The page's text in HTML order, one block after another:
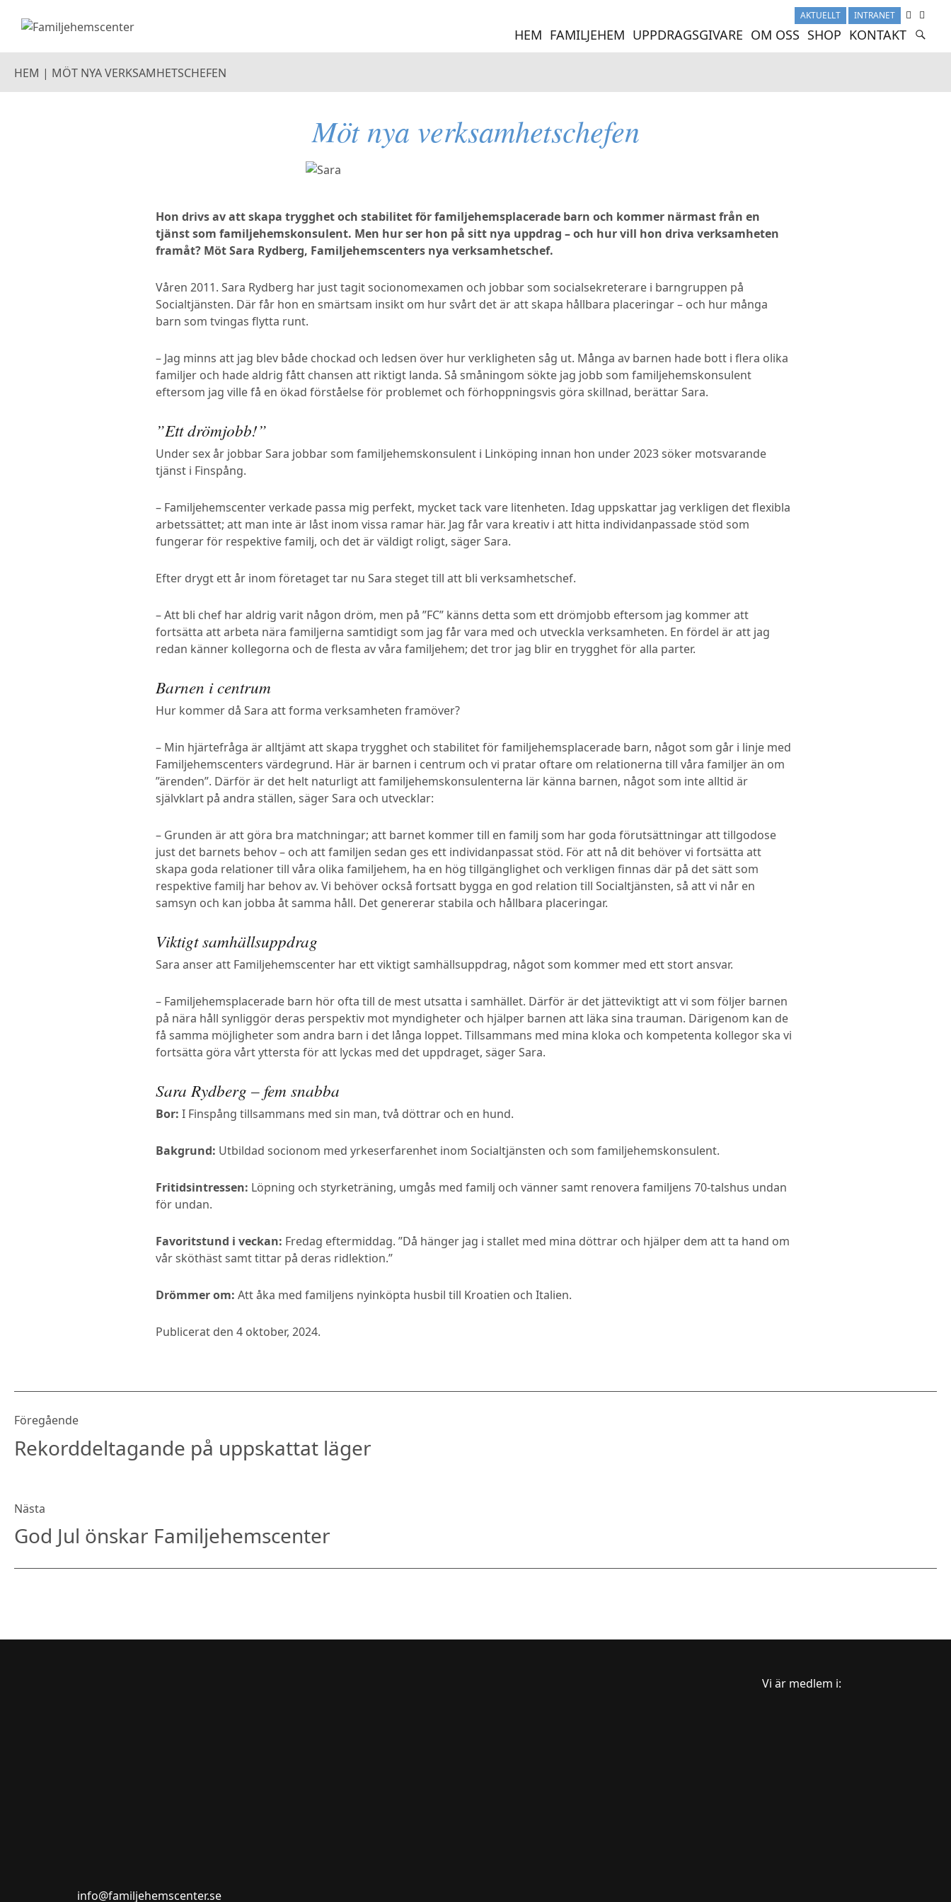
AKTUELLT INTRANET
HEM FAMILJEHEM UPPDRAGSGIVARE OM OSS SHOP KONTAKT
HEM | MÖT NYA VERKSAMHETSCHEFEN
Möt nya verksamhetschefen
Hon drivs av att skapa trygghet och stabilitet för familjehemsplacerade barn och kommer närmast från en
tjänst som familjehemskonsulent. Men hur ser hon på sitt nya uppdrag – och hur vill hon driva verksamheten
framåt? Möt Sara Rydberg, Familjehemscenters nya verksamhetschef.
Våren 2011. Sara Rydberg har just tagit socionomexamen och jobbar som socialsekreterare i barngruppen på
Socialtjänsten. Där får hon en smärtsam insikt om hur svårt det är att skapa hållbara placeringar – och hur många
barn som tvingas flytta runt.
– Jag minns att jag blev både chockad och ledsen över hur verkligheten såg ut. Många av barnen hade bott i flera olika
familjer och hade aldrig fått chansen att riktigt landa. Så småningom sökte jag jobb som familjehemskonsulent
eftersom jag ville få en ökad förståelse för problemet och förhoppningsvis göra skillnad, berättar Sara.
”Ett drömjobb!”
Under sex år jobbar Sara jobbar som familjehemskonsulent i Linköping innan hon under 2023 söker motsvarande
tjänst i Finspång.
– Familjehemscenter verkade passa mig perfekt, mycket tack vare litenheten. Idag uppskattar jag verkligen det flexibla
arbetssättet; att man inte är låst inom vissa ramar här. Jag får vara kreativ i att hitta individanpassade stöd som
fungerar för respektive familj, och det är väldigt roligt, säger Sara.
Efter drygt ett år inom företaget tar nu Sara steget till att bli verksamhetschef.
– Att bli chef har aldrig varit någon dröm, men på ”FC” känns detta som ett drömjobb eftersom jag kommer att
fortsätta att arbeta nära familjerna samtidigt som jag får vara med och utveckla verksamheten. En fördel är att jag
redan känner kollegorna och de flesta av våra familjehem; det tror jag blir en trygghet för alla parter.
Barnen i centrum
Hur kommer då Sara att forma verksamheten framöver?
– Min hjärtefråga är alltjämt att skapa trygghet och stabilitet för familjehemsplacerade barn, något som går i linje med
Familjehemscenters värdegrund. Här är barnen i centrum och vi pratar oftare om relationerna till våra familjer än om
”ärenden”. Därför är det helt naturligt att familjehemskonsulenterna lär känna barnen, något som inte alltid är
självklart på andra ställen, säger Sara och utvecklar:
– Grunden är att göra bra matchningar; att barnet kommer till en familj som har goda förutsättningar att tillgodose
just det barnets behov – och att familjen sedan ges ett individanpassat stöd. För att nå dit behöver vi fortsätta att
skapa goda relationer till våra olika familjehem, ha en hög tillgänglighet och verkligen finnas där på det sätt som
respektive familj har behov av. Vi behöver också fortsatt bygga en god relation till Socialtjänsten, så att vi når en
samsyn och kan jobba åt samma håll. Det genererar stabila och hållbara placeringar.
Viktigt samhällsuppdrag
Sara anser att Familjehemscenter har ett viktigt samhällsuppdrag, något som kommer med ett stort ansvar.
– Familjehemsplacerade barn hör ofta till de mest utsatta i samhället. Därför är det jätteviktigt att vi som följer barnen
på nära håll synliggör deras perspektiv mot myndigheter och hjälper barnen att läka sina trauman. Därigenom kan de
få samma möjligheter som andra barn i det långa loppet. Tillsammans med mina kloka och kompetenta kollegor ska vi
fortsätta göra vårt yttersta för att lyckas med det uppdraget, säger Sara.
Sara Rydberg – fem snabba
Bor: I Finspång tillsammans med sin man, två döttrar och en hund.
Bakgrund: Utbildad socionom med yrkeserfarenhet inom Socialtjänsten och som familjehemskonsulent.
Fritidsintressen: Löpning och styrketräning, umgås med familj och vänner samt renovera familjens 70-talshus undan
för undan.
Favoritstund i veckan: Fredag eftermiddag. ”Då hänger jag i stallet med mina döttrar och hjälper dem att ta hand om
vår sköthäst samt tittar på deras ridlektion.”
Drömmer om: Att åka med familjens nyinköpta husbil till Kroatien och Italien.
Publicerat den 4 oktober, 2024.
Föregående
Rekorddeltagande på uppskattat läger
Nästa
God Jul önskar Familjehemscenter
info@familjehemscenter.se
Vi är medlem i: